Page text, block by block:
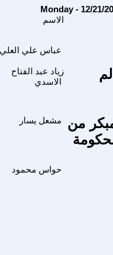
الاسم
عباس علي العلي
زياد عبد الفتاح
الاسدي
مشعل يسار
من
حواس محمود